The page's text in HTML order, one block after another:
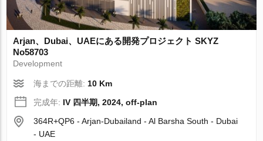
Arjan、Dubai、UAEにある開発プロジェクト SKYZ
No58703
Development
海までの距離:10 Km
完成年: IV 四半期, 2024, off-plan
364R+QP6 - Arjan-Dubailand - Al Barsha South - Dubai
- UAE